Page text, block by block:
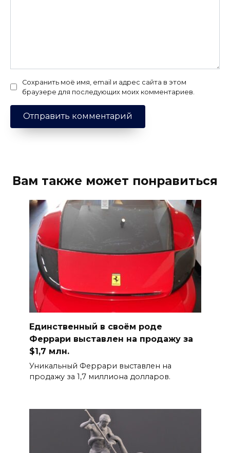
Сохранить моё имя, email и адрес сайта в этом
браузере для последующих моих комментариев.
Вам также может понравиться
Единственный в своём роде
Феррари выставлен на продажу за
$1,7 млн.
Уникальный Феррари выставлен на
продажу за 1,7 миллиона долларов.